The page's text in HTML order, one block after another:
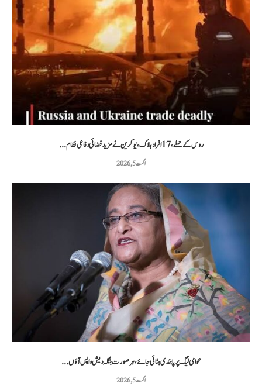
روس کے حملے، 17 افراد ہلاک، یوکرین نے مزید فضائی دفاعی نظام...
اگست 5, 2026
عوامی لیگ پر پابندی ہٹائی جائے، ہر صورت بنگلہ دیش واپس آؤں...
اگست 5, 2026